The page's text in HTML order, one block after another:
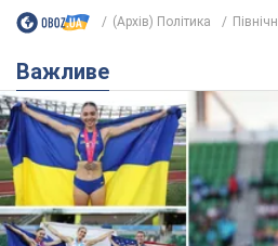
(Архів) Політика
Важливе